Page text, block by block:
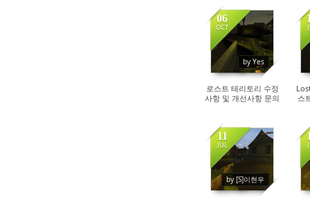
06
OCT
by Yes
5434
로스트 테리토리 수정
사항 및 개선사항 문의
스
11
JUL
by [S]이현우
2967